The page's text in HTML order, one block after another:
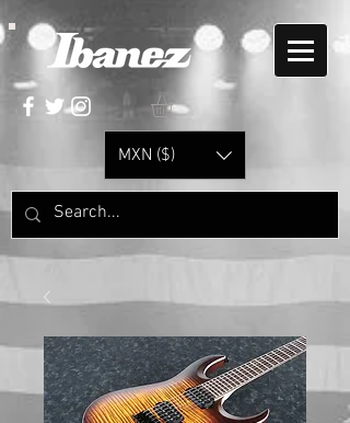
MXN ($)